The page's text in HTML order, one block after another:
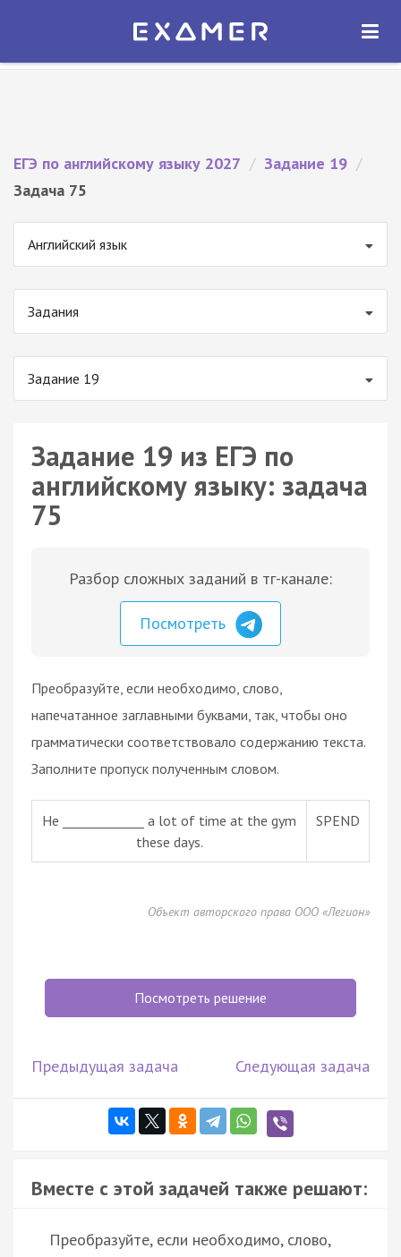
Экзамер — ЕГЭ 2027
ОТКРЫТЬ
ЕГЭ по английскому языку 2027 / Задание 19 /
Задача 75
Английский язык
Задания
Задание 19
Задание 19 из ЕГЭ по
английскому языку: задача
75
Разбор сложных заданий в тг-канале:
Посмотреть
Преобразуйте, если необходимо, слово,
напечатанное заглавными буквами, так, чтобы оно
грамматически соответствовало содержанию текста.
Заполните пропуск полученным словом.
He _____________ a lot of time at the gym
these days.
SPEND
Объект авторского права ООО «Легион»
Посмотреть решение
Предыдущая задача Следующая задача
Вместе с этой задачей также решают:
Преобразуйте, если необходимо, слово,